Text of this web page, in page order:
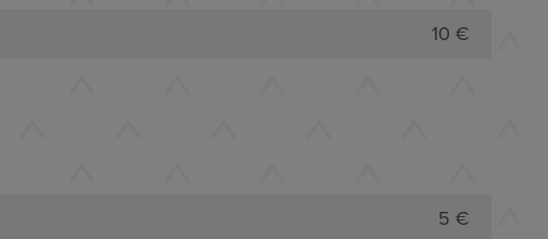
10 €
5 €